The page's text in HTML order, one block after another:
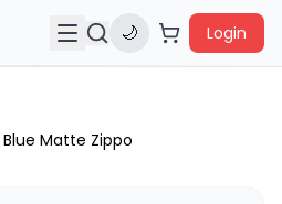
🌙 Login
Matte Zippo